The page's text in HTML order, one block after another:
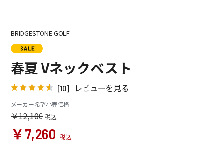
BRIDGESTONE GOLF
春夏 Vネックベスト
[10] レビューを見る
メーカー希望小売価格
￥12,100
￥7,260